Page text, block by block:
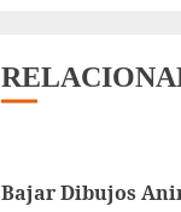
Bajar Dibujos